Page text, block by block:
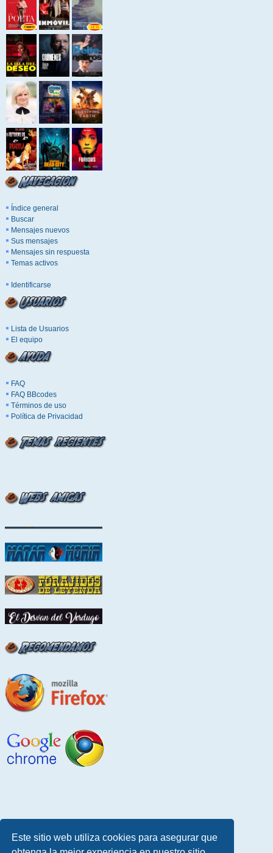
Este sitio web utiliza cookies para asegurar que
Índice general
Buscar
Mensajes nuevos
Sus mensajes
Mensajes sin respuesta
Temas activos
Identificarse
Lista de Usuarios
El equipo
FAQ
FAQ BBcodes
Términos de uso
Política de Privacidad